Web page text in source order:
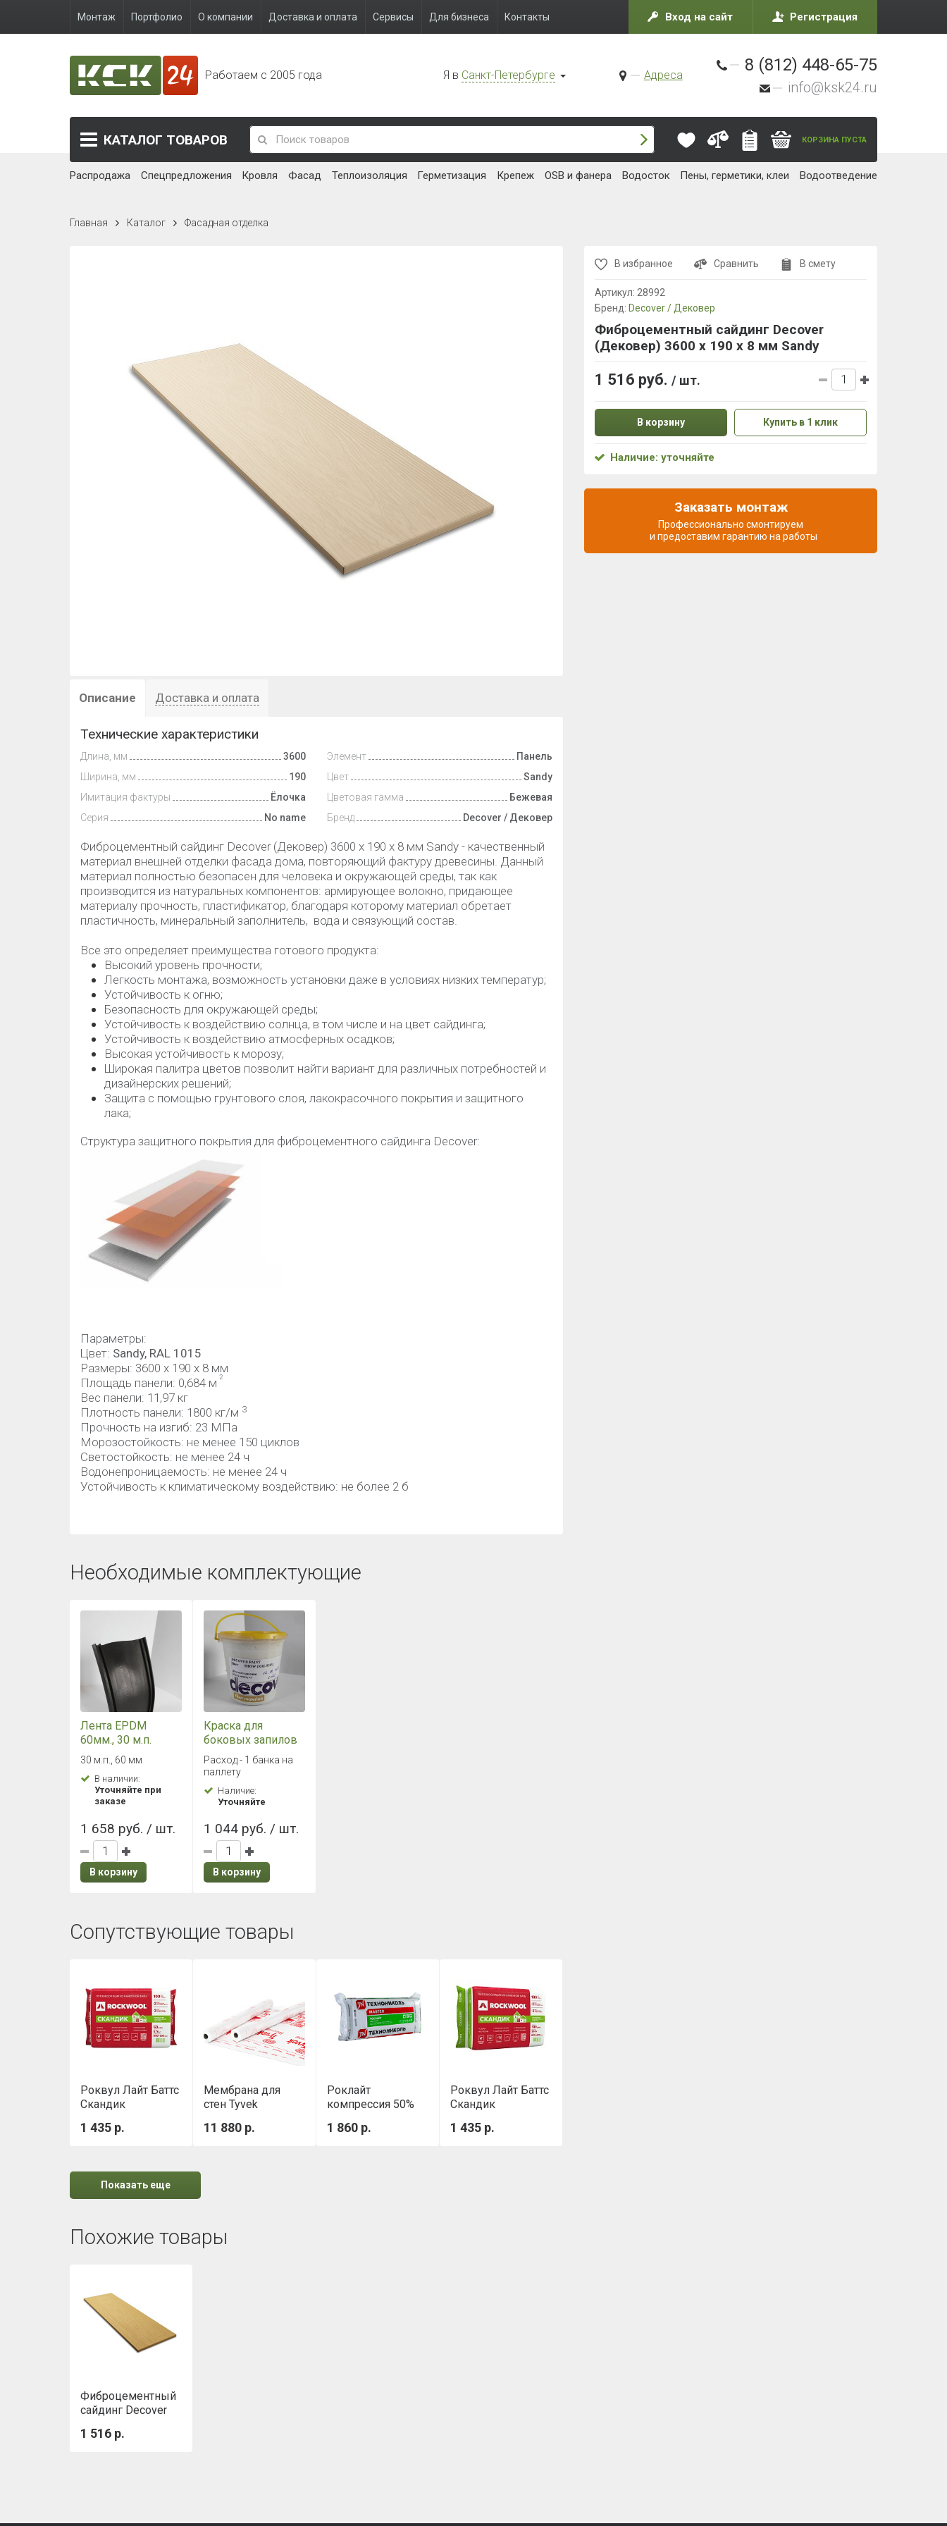
Монтаж Портфолио О компании Доставка и оплата Сервисы Для бизнеса Контакты Вход на сайт Регистрация
Работаем с 2005 года Я в Санкт-Петербурге Адреса
8 (812) 448-65-75
info@ksk24.ru
КАТАЛОГ ТОВАРОВ КОРЗИНА ПУСТА
Распродажа Спецпредложения Кровля Фасад Теплоизоляция Герметизация Крепеж OSB и фанера Водосток Пены, герметики, клеи Водоотведение
Главная Каталог Фасадная отделка
Описание Доставка и оплата
Технические характеристики
Длина, мм
3600
Ширина, мм
190
Имитация фактуры
Ёлочка
Серия
No name
Элемент
Панель
Цвет
Sandy
Цветовая гамма
Бежевая
Бренд
Decover / Дековер
Фиброцементный сайдинг Decover (Дековер) 3600 x 190 x 8 мм Sandy - качественный
материал внешней отделки фасада дома, повторяющий фактуру древесины. Данный
материал полностью безопасен для человека и окружающей среды, так как
производится из натуральных компонентов: армирующее волокно, придающее
материалу прочность, пластификатор, благодаря которому материал обретает
пластичность, минеральный заполнитель, вода и связующий состав.
Все это определяет преимущества готового продукта:
Высокий уровень прочности;
Легкость монтажа, возможность установки даже в условиях низких температур;
Устойчивость к огню;
Безопасность для окружающей среды;
Устойчивость к воздействию солнца, в том числе и на цвет сайдинга;
Устойчивость к воздействию атмосферных осадков;
Высокая устойчивость к морозу;
Широкая палитра цветов позволит найти вариант для различных потребностей и
дизайнерских решений;
Защита с помощью грунтового слоя, лакокрасочного покрытия и защитного
лака;
Структура защитного покрытия для фиброцементного сайдинга Decover:
Параметры:
Цвет: Sandy, RAL 1015
Размеры: 3600 x 190 x 8 мм
Площадь панели: 0,684 м 2
Вес панели: 11,97 кг
Плотность панели: 1800 кг/м 3
Прочность на изгиб: 23 МПа
Морозостойкость: не менее 150 циклов
Светостойкость: не менее 24 ч
Водонепроницаемость: не менее 24 ч
Устойчивость к климатическому воздействию: не более 2 б
Необходимые комплектующие
Лента EPDM
60мм., 30 м.п.
черная
30 м.п., 60 мм
В наличии:
Уточняйте при
заказе
1 658 руб. / шт.
В корзину
Краска для
боковых запилов
Decover (Дековер)
0,5 л
Расход - 1 банка на
паллету
Наличие:
Уточняйте
1 044 руб. / шт.
В корзину
Сопутствующие товары
Роквул Лайт Баттс
Скандик
0,288м3/уп
1 435 р.
Мембрана для
стен Tyvek
м
11 880 р.
Роклайт
компрессия 50%
0.432 м3/уп)
1 860 р.
Роквул Лайт Баттс
Скандик
0,288м3/уп
1 435 р.
Показать еще
Похожие товары
Фиброцементный
сайдинг Decover
190 x 8 мм Cream
1 516 р.
В избранное Сравнить В смету
Артикул: 28992
Бренд: Decover / Дековер
Фиброцементный сайдинг Decover
(Дековер) 3600 x 190 x 8 мм Sandy
1 516 руб. / шт.
В корзину Купить в 1 клик
Наличие: уточняйте
Заказать монтаж
Профессионально смонтируем
и предоставим гарантию на работы